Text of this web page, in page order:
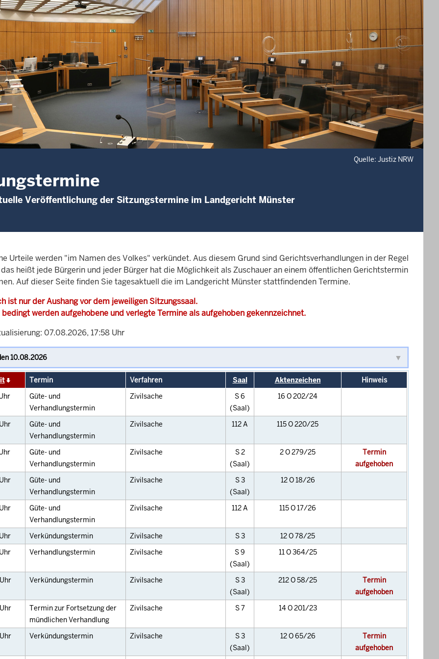
Quelle: Justiz NRW
Veröffentlichung der Sitzungstermine im Landgericht Münster
Urteile werden "im Namen des Volkes" verkündet. Aus diesem Grund sind Gerichtsverhandlungen in der Regel
heißt jede Bürgerin und jeder Bürger hat die Möglichkeit als Zuschauer an einem öffentlichen Gerichtstermin
Auf dieser Seite finden Sie tagesaktuell die im Landgericht Münster stattfindenden Termine.
ist nur der Aushang vor dem jeweiligen Sitzungssaal.
werden aufgehobene und verlegte Termine als aufgehoben gekennzeichnet.
07.08.2026, 17:58 Uhr
Termin Verfahren Saal Aktenzeichen
Hinweis
Güte- und
Verhandlungstermin
Zivilsache
S 6
(Saal)
16 O 202/24
Güte- und
Verhandlungstermin
Zivilsache 112 A 115 O 220/25
Güte- und
Verhandlungstermin
Zivilsache
S 2
(Saal)
2 O 279/25
Termin
aufgehoben
Güte- und
Verhandlungstermin
Zivilsache
S 3
(Saal)
12 O 18/26
Güte- und
Verhandlungstermin
Zivilsache 112 A 115 O 17/26
Verkündungstermin Zivilsache S 3
12 O 78/25
Verhandlungstermin Zivilsache
S 9
(Saal)
11 O 364/25
Verkündungstermin Zivilsache
S 3
(Saal)
212 O 58/25
Termin
aufgehoben
Uhr
Termin zur Fortsetzung der
mündlichen Verhandlung
Zivilsache S 7 14 O 201/23
Uhr Verkündungstermin Zivilsache
S 3
(Saal)
12 O 65/26
Termin
aufgehoben